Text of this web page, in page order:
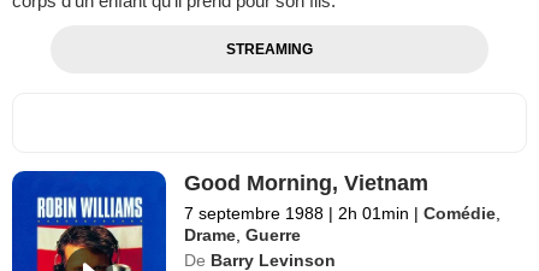
STREAMING
Good Morning, Vietnam
7 septembre 1988 | 2h 01min | Comédie
Drame ,Guerre
De Barry Levinson